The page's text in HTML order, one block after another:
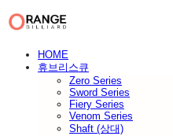
HOME
휴브리스큐
Zero Series
Sword Series
Fiery Series
Venom Series
Shaft (상대)